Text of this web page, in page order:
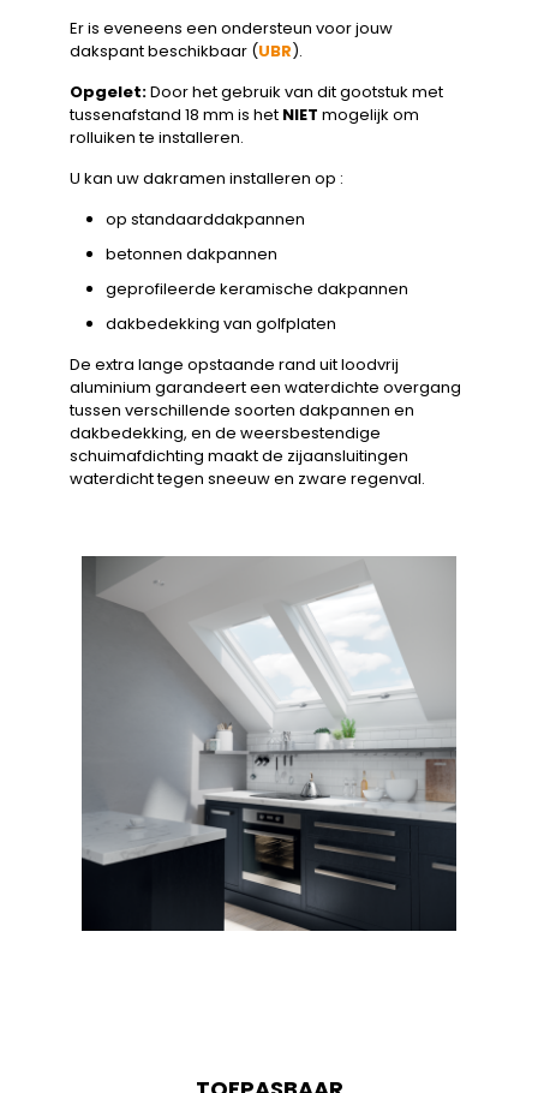
Er is eveneens een ondersteun voor jouw
dakspant beschikbaar (UBR).
Opgelet:Door het gebruik van dit gootstuk met
tussenafstand 18 mm is het NIET mogelijk om
rolluiken te installeren.
U kan uw dakramen installeren op :
op standaarddakpannen
betonnen dakpannen
geprofileerde keramische dakpannen
dakbedekking van golfplaten
De extra lange opstaande rand uit loodvrij
aluminium garandeert een waterdichte overgang
tussen verschillende soorten dakpannen en
dakbedekking, en de weersbestendige
schuimafdichting maakt de zijaansluitingen
waterdicht tegen sneeuw en zware regenval.